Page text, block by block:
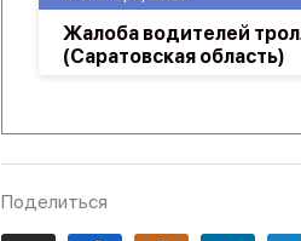
Жалоба водителей
(Саратовская область)
Поделиться